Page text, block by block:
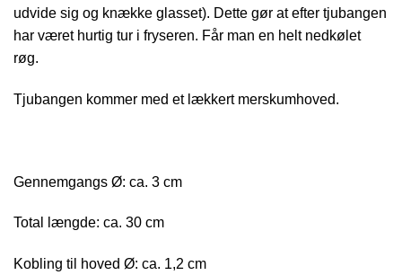
udvide sig og knække glasset). Dette gør at efter tjubangen
har været hurtig tur i fryseren. Får man en helt nedkølet
røg.
Tjubangen kommer med et lækkert merskumhoved.
Gennemgangs Ø: ca. 3 cm
Total længde: ca. 30 cm
Kobling til hoved Ø: ca. 1,2 cm